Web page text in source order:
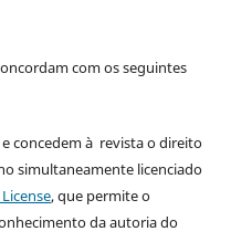
com os seguintes
concedem à revista o direito
simultaneamente licenciado
, que permite o
da autoria do